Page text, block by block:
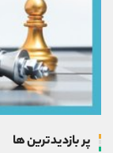
پر بازدیدترین ها